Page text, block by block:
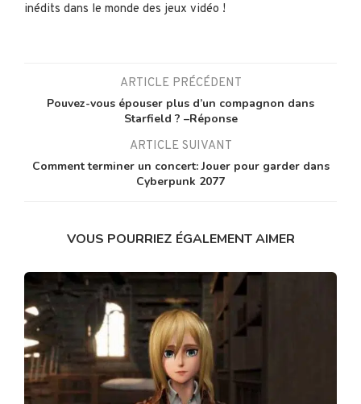
inédits dans le monde des jeux vidéo !
ARTICLE PRÉCÉDENT
Pouvez-vous épouser plus d’un compagnon dans
Starfield ? –Réponse
ARTICLE SUIVANT
Comment terminer un concert: Jouer pour garder dans
Cyberpunk 2077
VOUS POURRIEZ ÉGALEMENT AIMER